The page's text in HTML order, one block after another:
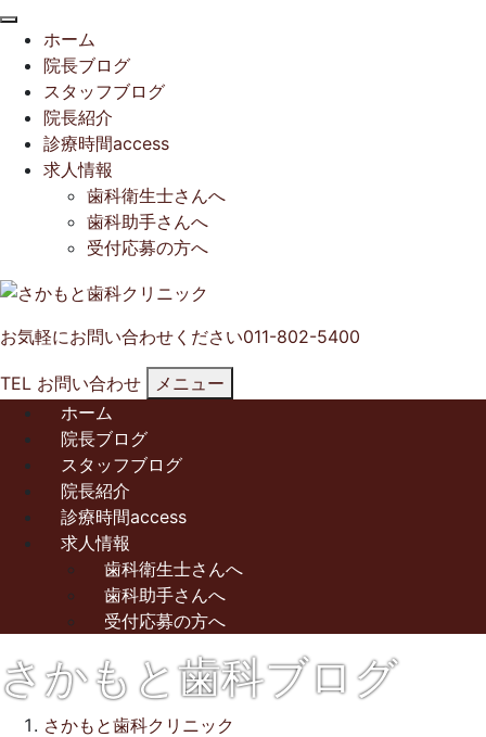
ホーム
院長ブログ
スタッフブログ
院長紹介
診療時間access
求人情報
歯科衛生士さんへ
歯科助手さんへ
受付応募の方へ
お気軽にお問い合わせください011-802-5400
TEL お問い合わせ
メニュー
ホーム
院長ブログ
スタッフブログ
院長紹介
診療時間access
求人情報
歯科衛生士さんへ
歯科助手さんへ
受付応募の方へ
さかもと歯科ブログ
さかもと歯科クリニック